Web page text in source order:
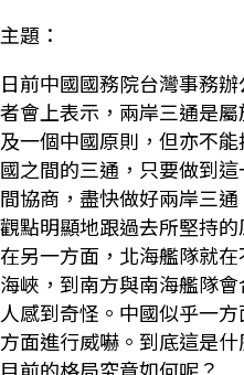
主題：
日前中國國務院台灣事務
者會上表示，兩岸三通是
及一個中國原則，但亦不
國之間的三通，只要做到
間協商，盡快做好兩岸三
觀點明顯地跟過去所堅持的
在另一方面，北海艦隊就
海峽，到南方與南海艦隊
人感到奇怪。中國似乎一
方面進行威嚇。到底這是